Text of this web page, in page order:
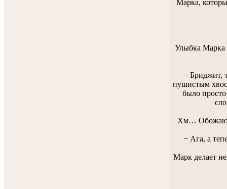
Марка,
Улыбка Марка
− Бриджит,
пушистым
было
Хм… Обожаю,
− Ага, а
Марк делает